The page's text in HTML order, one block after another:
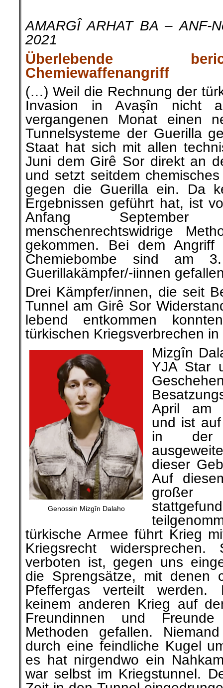
AMARGÎ ARHAT BA – ANF-
2021
Überlebende
Chemiewaffenangriff
(…) Weil die Rechnung der
Invasion in Avaşîn nicht
vergangenen Monat einen
Tunnelsysteme der Guerilla
Staat hat sich mit allen
Juni dem Girê Sor direkt an
und setzt seitdem
gegen die Guerilla ein. Da
Ergebnissen geführt hat, ist
Anfang
menschenrechtswidrige
gekommen. Bei dem
Chemiebombe sind am
Guerillakämpfer/-iinnen
Drei Kämpfer/innen, die seit
Tunnel am Girê Sor
lebend entkommen
türkischen Kriegsverbrechen
Genossin Mizgîn Dalaho
Mizgîn
YJA Star
April am
und ist
in der
dieser
Auf
türkische Armee führt Krieg
Kriegsrecht
verboten ist, gegen uns
die Sprengsätze, mit denen
Pfeffergas verteilt werden.
keinem anderen Krieg auf
Freundinnen und
Methoden gefallen.
durch eine feindliche Kugel
es hat nirgendwo ein
war selbst im Kriegstunnel.